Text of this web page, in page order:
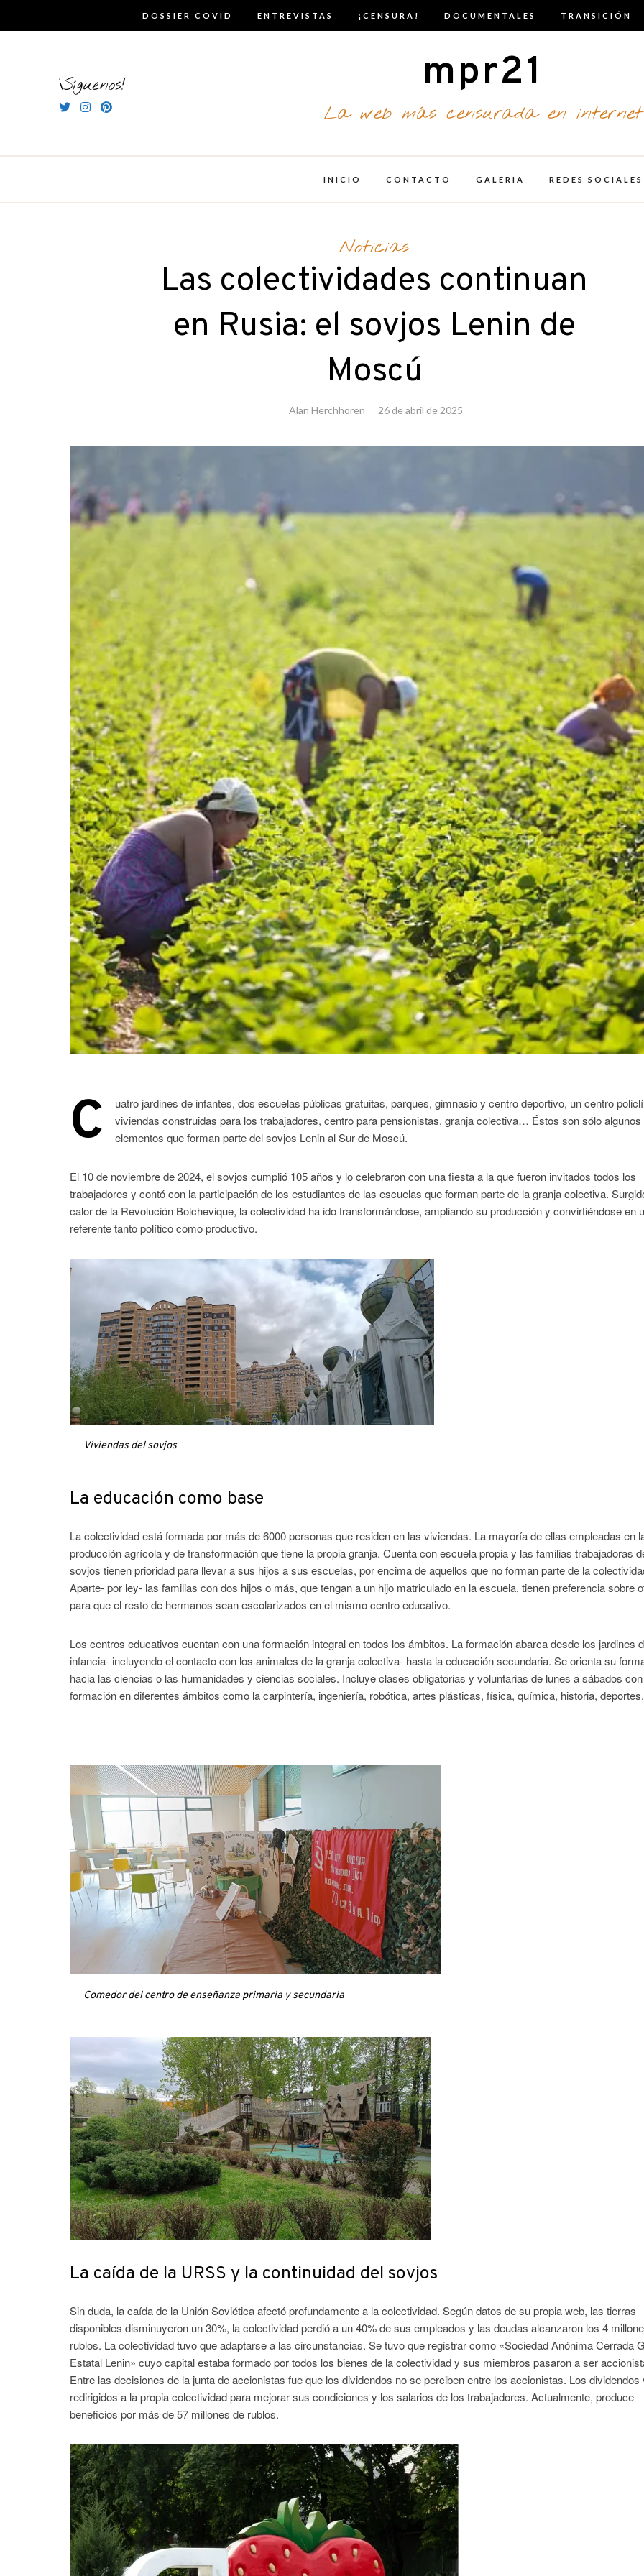
DOSSIER COVID ENTREVISTAS ¡CENSURA! DOCUMENTALES TRANSICIÓN
¡Síguenos! mpr21
La web más censurada en internet
INICIO CONTACTO GALERIA REDES SOCIALES
Noticias
Las colectividades continuan
en Rusia: el sovjos Lenin de
Moscú
Alan Herchhoren 26 de abril de 2025
C
uatro jardines de infantes, dos escuelas públicas gratuitas, parques, gimnasio y centro deportivo, un centro
viviendas construidas para los trabajadores, centro para pensionistas, granja colectiva… Éstos son sólo algunos
elementos que forman parte del sovjos Lenin al Sur de Moscú.
El 10 de noviembre de 2024, el sovjos cumplió 105 años y lo celebraron con una fiesta a la que fueron invitados todos los
trabajadores y contó con la participación de los estudiantes de las escuelas que forman parte de la granja colectiva.
calor de la Revolución Bolchevique, la colectividad ha ido transformándose, ampliando su producción y convirtiéndose en
referente tanto político como productivo.
Viviendas del sovjos
La educación como base
La colectividad está formada por más de 6000 personas que residen en las viviendas. La mayoría de ellas empleadas en
producción agrícola y de transformación que tiene la propia granja. Cuenta con escuela propia y las familias trabajadoras
sovjos tienen prioridad para llevar a sus hijos a sus escuelas, por encima de aquellos que no forman parte de la
Aparte- por ley- las familias con dos hijos o más, que tengan a un hijo matriculado en la escuela, tienen preferencia sobre
para que el resto de hermanos sean escolarizados en el mismo centro educativo.
Los centros educativos cuentan con una formación integral en todos los ámbitos. La formación abarca desde los jardines
infancia- incluyendo el contacto con los animales de la granja colectiva- hasta la educación secundaria. Se orienta su
hacia las ciencias o las humanidades y ciencias sociales. Incluye clases obligatorias y voluntarias de lunes a sábados con
formación en diferentes ámbitos como la carpintería, ingeniería, robótica, artes plásticas, física, química, historia,
Comedor del centro de enseñanza primaria y secundaria
La caída de la URSS y la continuidad del sovjos
Sin duda, la caída de la Unión Soviética afectó profundamente a la colectividad. Según datos de su propia web, las tierras
disponibles disminuyeron un 30%, la colectividad perdió a un 40% de sus empleados y las deudas alcanzaron los 4
rublos. La colectividad tuvo que adaptarse a las circunstancias. Se tuvo que registrar como «Sociedad Anónima Cerrada
Estatal Lenin» cuyo capital estaba formado por todos los bienes de la colectividad y sus miembros pasaron a ser
Entre las decisiones de la junta de accionistas fue que los dividendos no se perciben entre los accionistas. Los dividendos
redirigidos a la propia colectividad para mejorar sus condiciones y los salarios de los trabajadores. Actualmente, produce
beneficios por más de 57 millones de rublos.